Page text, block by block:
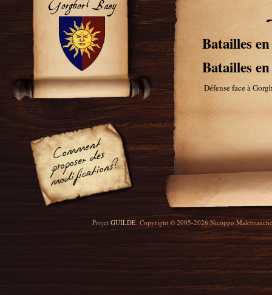
Batailles
Batailles
Défense face à
Projet GUILDE. Copyright © 2005-2026 Nicoppo Malebranche